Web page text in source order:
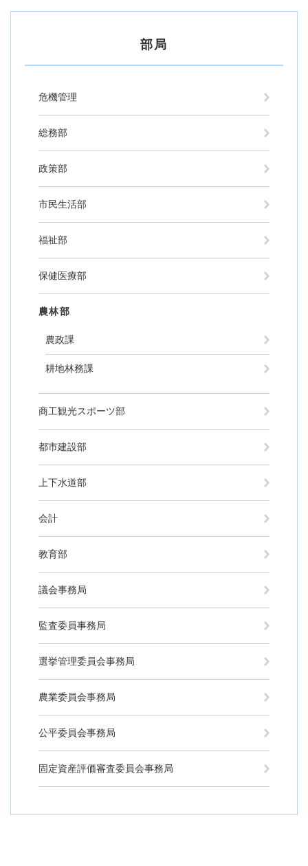
部局
危機管理
総務部
政策部
市民生活部
福祉部
保健医療部
農林部
農政課
耕地林務課
商工観光スポーツ部
都市建設部
上下水道部
会計
教育部
議会事務局
監査委員事務局
選挙管理委員会事務局
農業委員会事務局
公平委員会事務局
固定資産評価審査委員会事務局